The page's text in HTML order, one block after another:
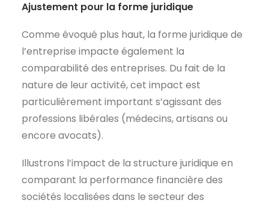
Ajustement pour la forme juridique
Comme évoqué plus haut, la forme juridique de
l’entreprise impacte également la
comparabilité des entreprises. Du fait de la
nature de leur activité, cet impact est
particulièrement important s’agissant des
professions libérales (médecins, artisans ou
encore avocats).
Illustrons l’impact de la structure juridique en
comparant la performance financière des
sociétés localisées dans le secteur des